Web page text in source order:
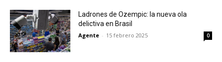
Ladrones de Ozempic: la nueva ola
delictiva en Brasil
Agente - 15 febrero 2025 0